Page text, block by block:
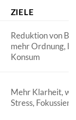
ZIELE
Reduktion von
mehr Ordnung,
Konsum
Mehr Klarheit,
Stress,